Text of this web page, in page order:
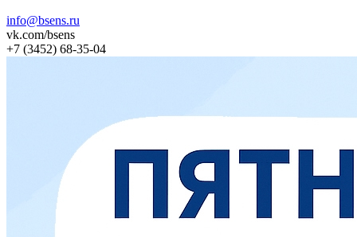
info@bsens.ru
vk.com/bsens
+7 (3452) 68‑35‑04